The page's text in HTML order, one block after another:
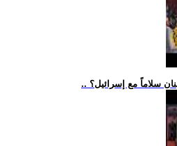
سلاماً مع إسرائيل؟